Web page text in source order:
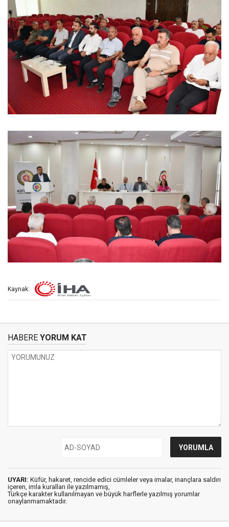
Kaynak:
HABERE YORUM KAT
UYARI: Küfür, hakaret, rencide edici cümleler veya imalar, inançlara saldırı
içeren, imla kuralları ile yazılmamış,
Türkçe karakter kullanılmayan ve büyük harflerle yazılmış yorumlar
onaylanmamaktadır.